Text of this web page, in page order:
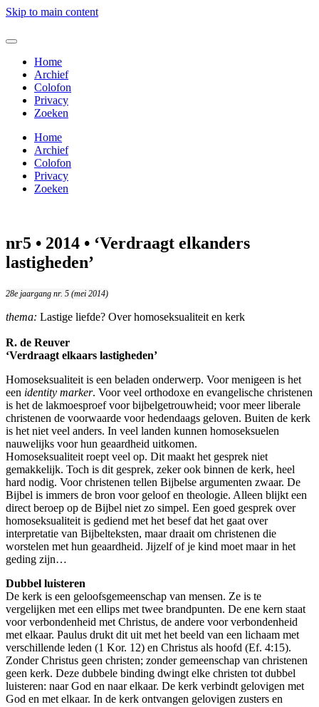
Skip to main content
Home
Archief
Colofon
Privacy
Zoeken
Home
Archief
Colofon
Privacy
Zoeken
nr5 • 2014 • ‘Verdraagt elkanders
lastigheden’
28e jaargang nr. 5 (mei 2014)
thema: Lastige liefde? Over homoseksualiteit en kerk
R. de Reuver
‘Verdraagt elkaars lastigheden’
Homoseksualiteit is een beladen onderwerp. Voor menigeen is het
een identity marker. Voor veel orthodoxe en evangelische christenen
is het de lakmoesproef voor bijbelgetrouwheid; voor meer liberale
christenen de voorwaarde voor hedendaags geloven. Buiten de kerk
is het niet veel anders. In veel landen kunnen homoseksuelen
nauwelijks voor hun geaardheid uitkomen.
Homoseksualiteit roept veel op. Dit maakt het gesprek niet
gemakkelijk. Toch is dit gesprek, zeker ook binnen de kerk, heel
hard nodig. Voor christenen tellen Bijbelse argumenten zwaar. De
Bijbel is immers de bron voor geloof en theologie. Alleen blijkt een
direct beroep op de Bijbel niet zo simpel. Een goed gesprek over
homoseksualiteit is gediend met het besef dat het gaat over
interpretatie van Bijbelteksten, maar draait om christenen die
worstelen met hun geaardheid. Jijzelf of je kind moet maar in het
geding zijn…
Dubbel luisteren
De kerk is een geloofsgemeenschap van mensen. Ze is te
vergelijken met een ellips met twee brandpunten. De ene kern staat
voor verbondenheid met Christus, de andere voor verbondenheid
met elkaar. Paulus drukt dit uit met het beeld van een lichaam met
verschillende leden (1 Kor. 12) en Christus als hoofd (Ef. 4:15).
Zonder Christus geen christen; zonder gemeenschap van christenen
geen kerk. Deze dubbele binding dwingt elke christen tot dubbel
luisteren: naar God en naar elkaar. De kerk verbindt gelovigen met
God en met elkaar. In de kerk ontvangen gelovigen zusters en